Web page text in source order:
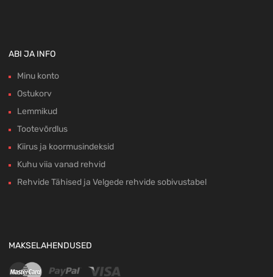
ABI JA INFO
Minu konto
Ostukorv
Lemmikud
Tootevõrdlus
Kiirus ja koormusindeksid
Kuhu viia vanad rehvid
Rehvide Tähised ja Velgede rehvide sobivustabel
MAKSELAHENDUSED